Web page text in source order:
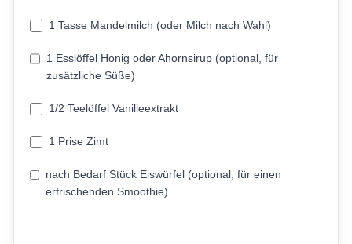
1 Tasse Mandelmilch (oder Milch nach Wahl)
1 Esslöffel Honig oder Ahornsirup (optional, für
zusätzliche Süße)
1/2 Teelöffel Vanilleextrakt
1 Prise Zimt
nach Bedarf Stück Eiswürfel (optional, für einen
erfrischenden Smoothie)